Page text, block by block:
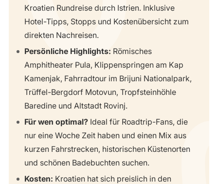
Kroatien Rundreise durch Istrien. Inklusive
Hotel-Tipps, Stopps und Kostenübersicht zum
direkten Nachreisen.
Persönliche Highlights: Römisches
Amphitheater Pula, Klippenspringen am Kap
Kamenjak, Fahrradtour im Brijuni Nationalpark,
Trüffel-Bergdorf Motovun, Tropfsteinhöhle
Baredine und Altstadt Rovinj.
Für wen optimal? Ideal für Roadtrip-Fans, die
nur eine Woche Zeit haben und einen Mix aus
kurzen Fahrstrecken, historischen Küstenorten
und schönen Badebuchten suchen.
Kosten: Kroatien hat sich preislich in den